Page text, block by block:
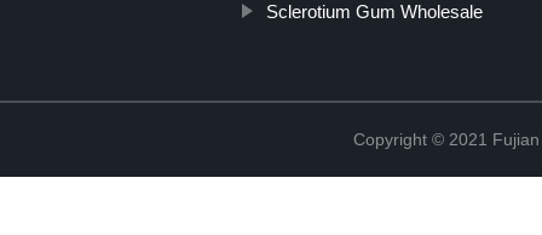
Sclerotium Gum Wholesale
Copyright © 2021